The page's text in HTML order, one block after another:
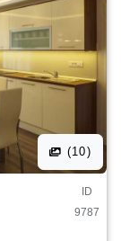
(10)
ID
9787